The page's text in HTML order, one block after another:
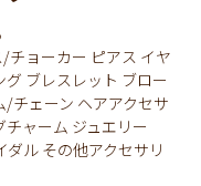
チョーカー ピアス イヤ
グ ブレスレット ブロー
/チェーン ヘアアクセサ
チャーム ジュエリー
ダル その他アクセサリ